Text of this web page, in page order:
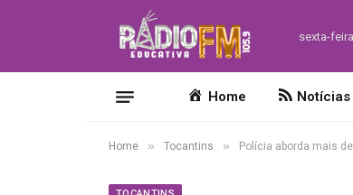
sexta-
Home Notícias
Home » Tocantins » Polícia aborda mais